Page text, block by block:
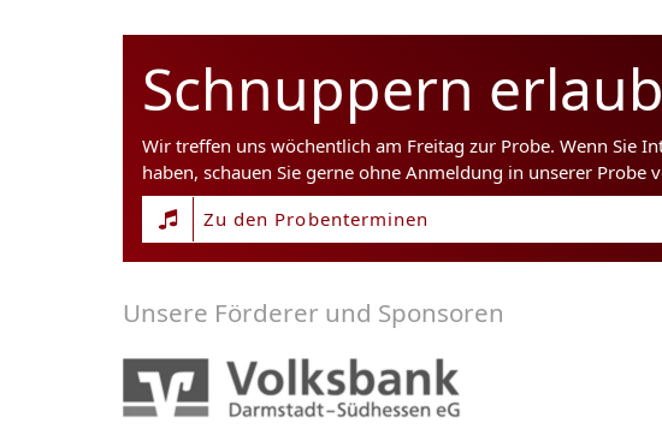
Schnuppern
Wir treffen uns wöchentlich am Freitag zur Probe. Wenn Sie
haben, schauen Sie gerne ohne Anmeldung in unserer Probe
Zu den Probenterminen
Unsere Förderer und Sponsoren